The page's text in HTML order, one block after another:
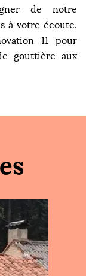
de notre
à votre écoute.
11 pour
gouttière aux